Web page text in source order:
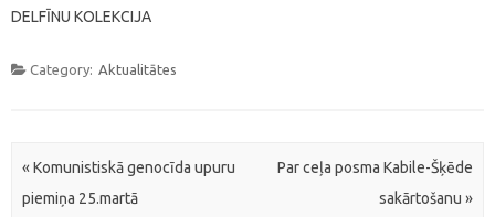
DELFĪNU KOLEKCIJA
Category: Aktualitātes
Post navigation
«Komunistiskā genocīda upuru
piemiņa 25.martā
Par ceļa posma Kabile-Šķēde
sakārtošanu»